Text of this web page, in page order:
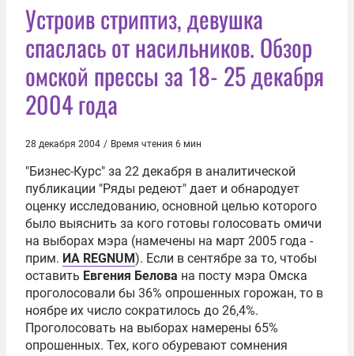
Устроив стриптиз, девушка
спаслась от насильников. Обзор
омской прессы за 18- 25 декабря
2004 года
28 декабря 2004 / Время чтения 6 мин
"Бизнес-Курс" за 22 декабря в аналитической
публикации "Ряды редеют" дает и обнародует
оценку исследованию, основной целью которого
было выяснить за кого готовы голосовать омичи
на выборах мэра (намечены на март 2005 года -
прим. ИА REGNUM). Если в сентябре за то, чтобы
оставить Евгения Белова на посту мэра Омска
проголосовали бы 36% опрошенных горожан, то в
ноябре их число сократилось до 26,4%.
Проголосовать на выборах намерены 65%
опрошенных. Тех, кого обуревают сомнения